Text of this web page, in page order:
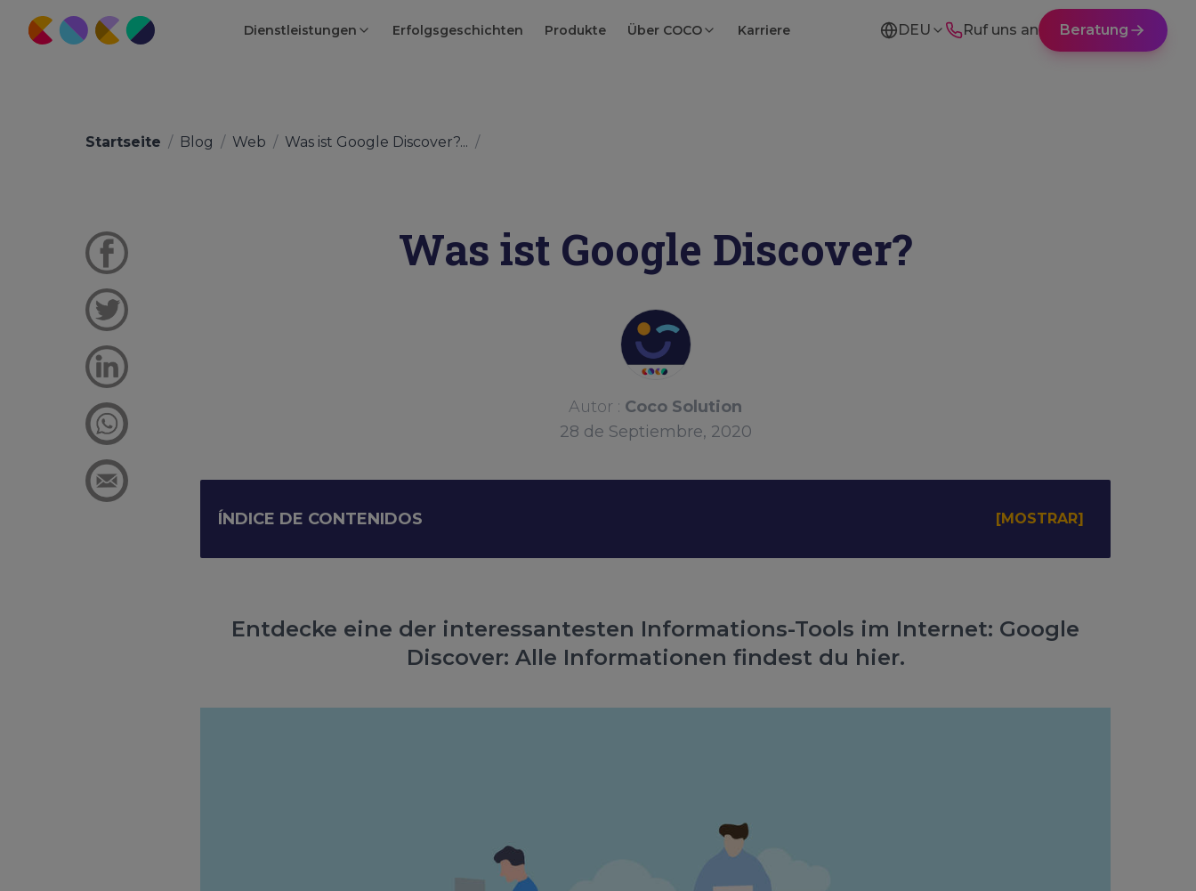
Dienstleistungen Erfolgsgeschichten Produkte Über COCO Karriere DEU Ruf uns an Beratung
Startseite / Blog / Web / Was ist Google Discover?... /
Was ist Google Discover?
Autor : Coco Solution
28 de Septiembre, 2020
ÍNDICE DE CONTENIDOS
Entdecke eine der interessantesten Informations-Tools im Internet: Google
Discover: Alle Informationen findest du hier.